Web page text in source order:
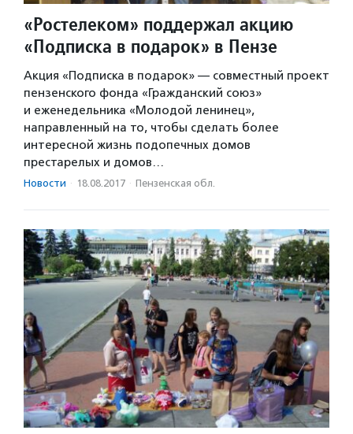
«Ростелеком» поддержал акцию
«Подписка в подарок» в Пензе
Акция «Подписка в подарок» — совместный проект
пензенского фонда «Гражданский союз»
и еженедельника «Молодой ленинец»,
направленный на то, чтобы сделать более
интересной жизнь подопечных домов
престарелых и домов…
Новости · 18.08.2017 · Пензенская обл.